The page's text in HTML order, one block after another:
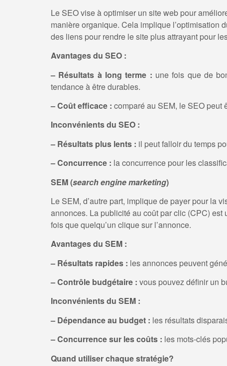
Le SEO vise à optimiser un site web pour
manière organique. Cela implique l’optimisation
des liens pour rendre le site plus attrayant pour
Avantages du SEO :
– Résultats à long terme : une fois que de
tendance à être durables.
– Coût efficace : comparé au SEM, le SEO peut
Inconvénients du SEO :
– Résultats plus lents : il peut falloir du temps
– Concurrence : la concurrence pour les
SEM (search engine marketing)
Le SEM, d’autre part, implique de payer pour la
annonces. La publicité au coût par clic (CPC) est
fois que quelqu’un clique sur l’annonce.
Avantages du SEM :
– Résultats rapides : les annonces peuvent
– Contrôle budgétaire : vous pouvez définir un
Inconvénients du SEM :
– Dépendance au budget : les résultats
– Concurrence sur les coûts : les mots-clés
Quand utiliser chaque stratégie?